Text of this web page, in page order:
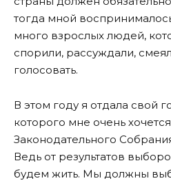
тогда мной
много взрослых людей,
спорили, рассуждали,
голосовать.
В этом году я отдала свой
которого мне очень
Законодательного
Ведь от результатов
будем жить. Мы должны